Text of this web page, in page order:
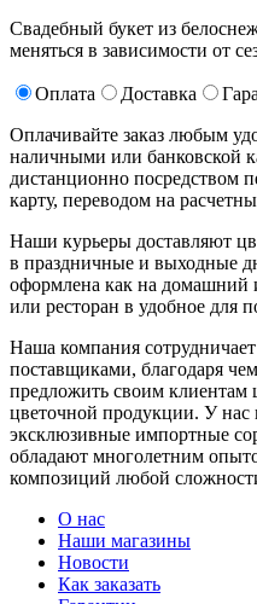
Свадебный букет из
меняться в зависимости от
Оплата Доставка
Оплачивайте заказ любым
наличными или банковской
дистанционно посредством
карту, переводом на
Наши курьеры доставляют
в праздничные и выходные
оформлена как на домашний
или ресторан в удобное для
Наша компания
поставщиками, благодаря
предложить своим
цветочной продукции. У нас
эксклюзивные импортные
обладают многолетним
композиций любой
О нас
Наши магазины
Новости
Как заказать